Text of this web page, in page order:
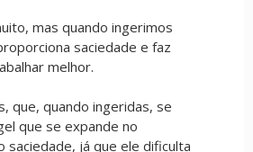
mas quando ingerimos
saciedade e faz
melhor.
que, quando ingeridas, se
que se expande no
já que ele dificulta